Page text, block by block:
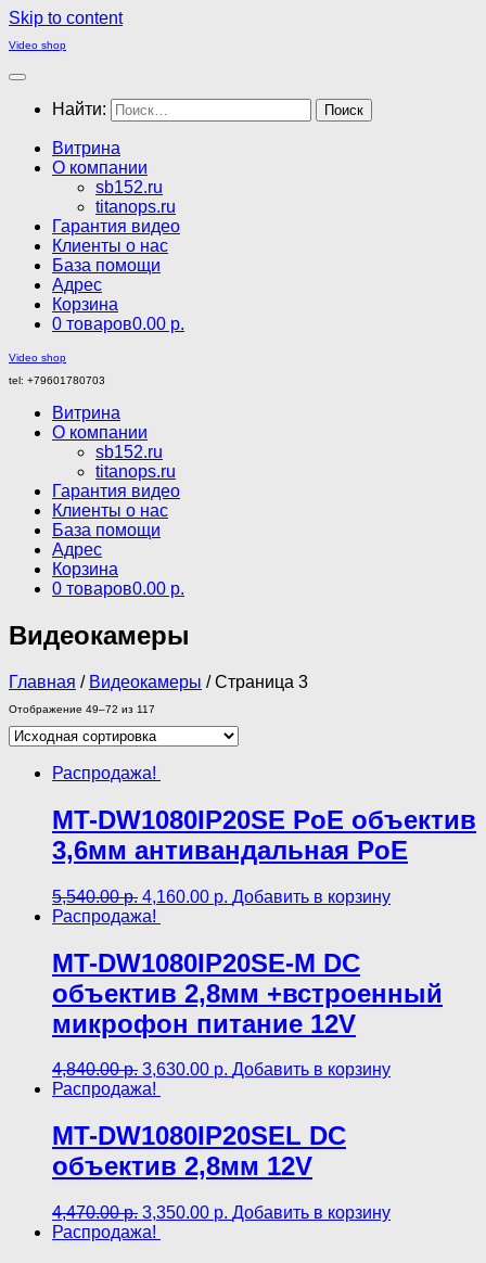
Skip to content
Video shop
Найти:
Витрина
О компании
sb152.ru
titanops.ru
Гарантия видео
Клиенты о нас
База помощи
Адрес
Корзина
0 товаров0.00 р.
Video shop
tel: +79601780703
Витрина
О компании
sb152.ru
titanops.ru
Гарантия видео
Клиенты о нас
База помощи
Адрес
Корзина
0 товаров0.00 р.
Видеокамеры
Главная / Видеокамеры / Страница 3
Отображение 49–72 из 117
Распродажа!
MT-DW1080IP20SE PoE объектив
3,6мм антивандальная PoE
5,540.00р. 4,160.00 р. Добавить в корзину
Распродажа!
MT-DW1080IP20SE-M DC
объектив 2,8мм +встроенный
микрофон питание 12V
4,840.00р. 3,630.00 р. Добавить в корзину
Распродажа!
MT-DW1080IP20SEL DC
объектив 2,8мм 12V
4,470.00р. 3,350.00 р. Добавить в корзину
Распродажа!